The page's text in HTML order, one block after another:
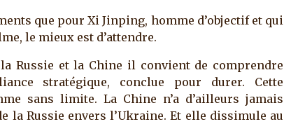
que pour Xi Jinping, homme d’objectif et qui
le mieux est d’attendre.
la Russie et la Chine il convient de comprendre
stratégique, conclue pour durer. Cette
sans limite. La Chine n’a d’ailleurs jamais
la Russie envers l’Ukraine. Et elle dissimule au